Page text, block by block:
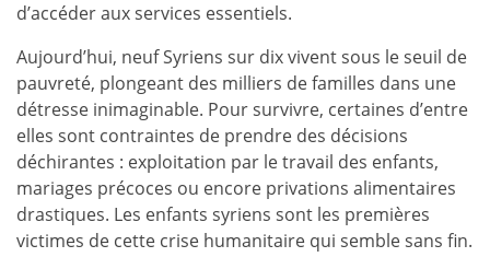
d’accéder aux services essentiels.
Aujourd’hui, neuf Syriens sur dix vivent sous le seuil de
pauvreté, plongeant des milliers de familles dans une
détresse inimaginable. Pour survivre, certaines d’entre
elles sont contraintes de prendre des décisions
déchirantes : exploitation par le travail des enfants,
mariages précoces ou encore privations alimentaires
drastiques. Les enfants syriens sont les premières
victimes de cette crise humanitaire qui semble sans fin.